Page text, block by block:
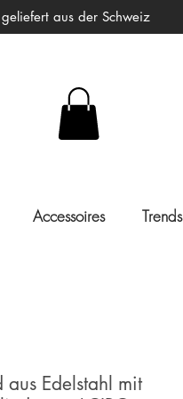
aus der Schweiz
Accessoires Trends
aus Edelstahl mit